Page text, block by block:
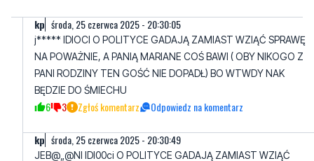
PANI RODZINY TEN GOŚĆ NIE DOPADŁ) BO WTWDY NAK
BĘDZIE DO ŚMIECHU
6 3 Zgłoś komentarz Odpowiedz na komentarz
kp środa, 25 czerwca 2025 - 20:30:49
JEB@„@NI IDI00ci O POLITYCE GADAJĄ ZAMIAST WZIĄĆ
NIKOGO Z PANI RODZINY TEN GOŚĆ NIE DOPADŁ) BO WTWDY
NAK BĘDZIE DO ŚMIECHU